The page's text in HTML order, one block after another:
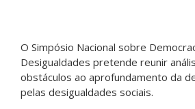
O Simpósio Nacional sobre
Desigualdades pretende reunir
obstáculos ao aprofundamento da
pelas desigualdades sociais.